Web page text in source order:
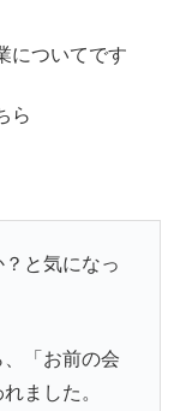
についてです
ら
と気になっ
「お前の会
ました。